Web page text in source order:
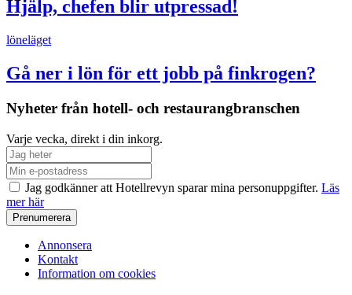
Hjälp, chefen blir utpressad!
löneläget
Gå ner i lön för ett jobb på finkrogen?
Nyheter från hotell- och restaurangbranschen
Varje vecka, direkt i din inkorg.
Jag godkänner att Hotellrevyn sparar mina personuppgifter. Läs
mer här
Annonsera
Kontakt
Information om cookies